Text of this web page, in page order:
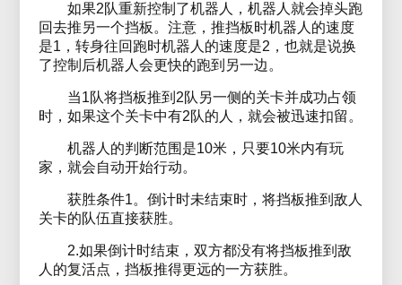
如果2队重新控制了机器人，机器人就会掉头跑
回去推另一个挡板。注意，推挡板时机器人的速度
是1，转身往回跑时机器人的速度是2，也就是说换
了控制后机器人会更快的跑到另一边。
当1队将挡板推到2队另一侧的关卡并成功占领
时，如果这个关卡中有2队的人，就会被迅速扣留。
机器人的判断范围是10米，只要10米内有玩
家，就会自动开始行动。
获胜条件1。倒计时未结束时，将挡板推到敌人
关卡的队伍直接获胜。
2.如果倒计时结束，双方都没有将挡板推到敌
人的复活点，挡板推得更远的一方获胜。